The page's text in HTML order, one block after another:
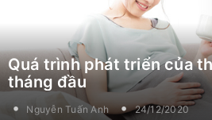
Quá trình phát triển của
tháng đầu
Nguyễn Tuấn Anh 24/12/2020